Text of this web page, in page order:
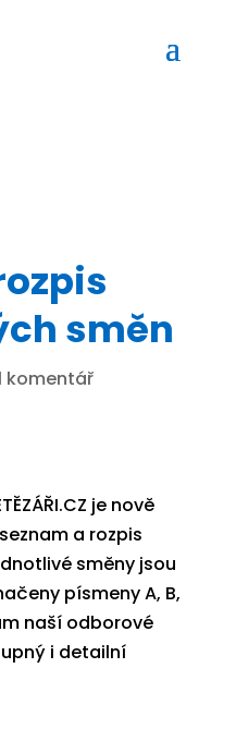
směn
komentář
je nově
a rozpis
směny jsou
písmeny A, B,
naší odborové
i detailní